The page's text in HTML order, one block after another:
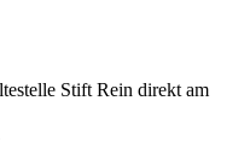
Stift Rein direkt am